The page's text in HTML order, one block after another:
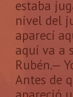
estaba
nivel del
aparecí
aquí va a
Rubén.—
Antes de